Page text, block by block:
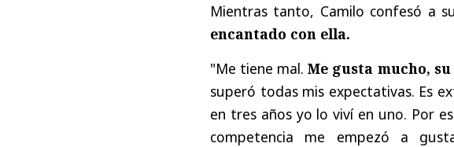
Mientras tanto, Camilo confesó a
encantado con ella.
"Me tiene mal.Me gusta mucho,
superó todas mis expectativas. Es
en tres años yo lo viví en uno. Por
competencia me empezó a